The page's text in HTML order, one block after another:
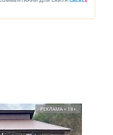
РЕКЛАМА • 18+